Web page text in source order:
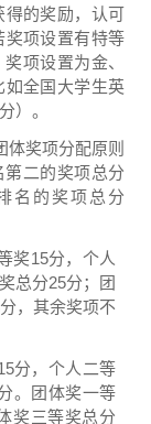
得的奖励，认可
奖项设置有特等
项设置为金、
如全国大学生英
分）。
体奖项分配原则
第二的奖项总分
名的奖项总分
奖15分，个人
总分25分；团
分，其余奖项不
分，个人二等
。团体奖一等
奖三等奖总分